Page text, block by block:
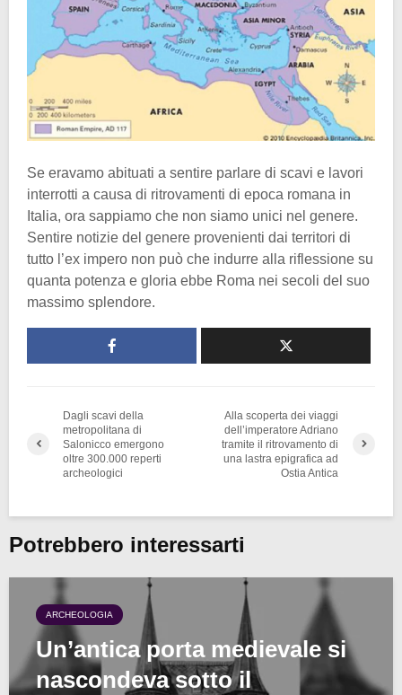
Se eravamo abituati a sentire parlare di scavi e lavori
interrotti a causa di ritrovamenti di epoca romana in
Italia, ora sappiamo che non siamo unici nel genere.
Sentire notizie del genere provenienti dai territori di
tutto l’ex impero non può che indurre alla riflessione su
quanta potenza e gloria ebbe Roma nei secoli del suo
massimo splendore.
Dagli scavi della
metropolitana di
Salonicco emergono
oltre 300.000 reperti
archeologici
Alla scoperta dei viaggi
dell’imperatore Adriano
tramite il ritrovamento di
una lastra epigrafica ad
Ostia Antica
Potrebbero interessarti
ARCHEOLOGIA
Un’antica porta medievale si
nascondeva sotto il